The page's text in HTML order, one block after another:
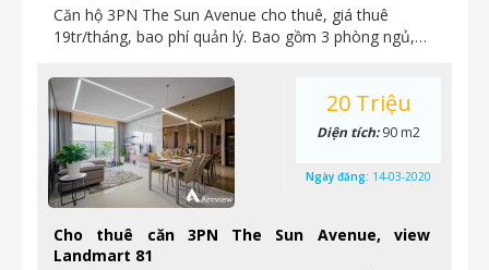
Căn hộ 3PN The Sun Avenue cho thuê, giá thuê
19tr/tháng, bao phí quản lý. Bao gồm 3 phòng ngủ,…
Cho thuê căn 3PN The Sun Avenue, view
Landmart 81
20 Triệu
Diện tích:90 m2
Ngày đăng: 14-03-2020